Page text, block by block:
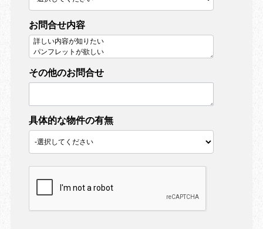
お問合せ内容
その他のお問合せ
具体的な物件の有無